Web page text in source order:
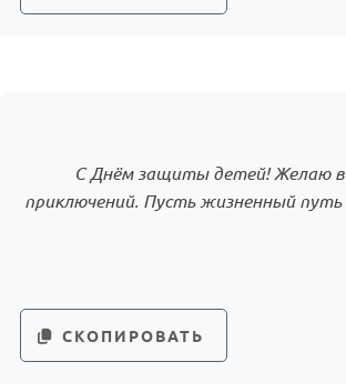
С Днём защиты детей! Желаю
приключений. Пусть жизненный
СКОПИРОВАТЬ